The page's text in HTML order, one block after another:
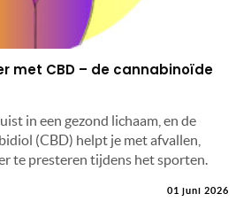
met CBD – de cannabinoïde
in een gezond lichaam, en de
(CBD) helpt je met afvallen,
te presteren tijdens het sporten.
01 juni 2026